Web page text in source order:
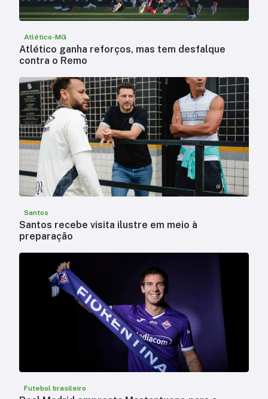
Atlético-MG
Atlético ganha reforços, mas tem desfalque
contra o Remo
Santos
Santos recebe visita ilustre em meio à
preparação
Futebol brasileiro